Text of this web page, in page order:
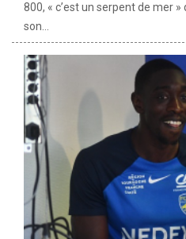
800, « c’est un serpent de mer
son...